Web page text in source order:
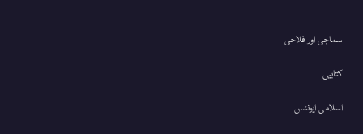
سماجی اور فلاحی
کتابیں
اسلامی ایونٹس